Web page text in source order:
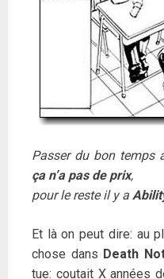
Passer du bon temps
ça n’a pas de prix,
pour le reste il y a
Et là on peut dire: au
chose dans Death
tue: coutait X années